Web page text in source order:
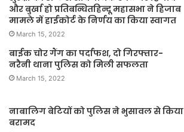
और बुर्खा हो प्रतिबन्धितहिन्दू महासभा ने हिजाब
मामले में हाईकोर्ट के निर्णय का किया स्वागत
March 15, 2022
बाईक चोर गैंग का पर्दाफश, दो गिरफ्तार-
नरैनी थाना पुलिस को मिली सफलता
March 15, 2022
नाबालिग बेटियों को पुलिस ने भुसावल से किया
बरामद